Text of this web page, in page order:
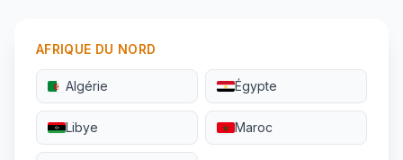
AFRIQUE DU NORD
Algérie Égypte
Libye Maroc